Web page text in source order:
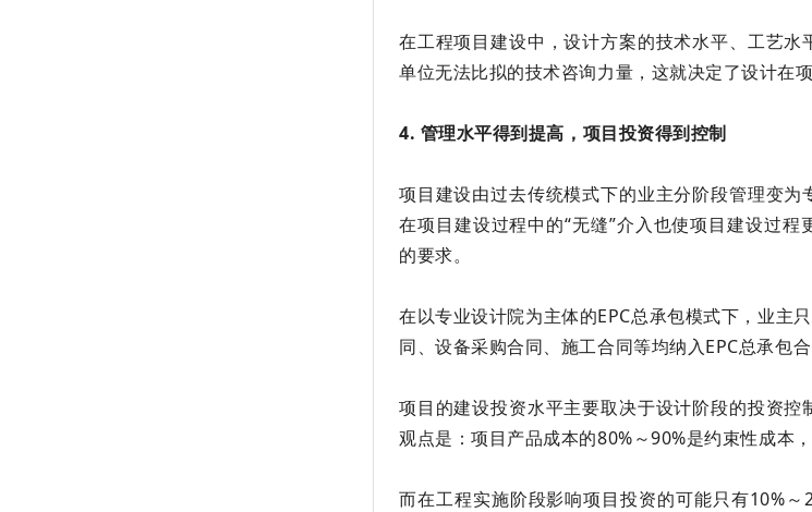
在工程项目建设中，设计方案的技术水平、工艺
单位无法比拟的技术咨询力量，这就决定了设计在
4. 管理水平得到提高，项目投资得到控制
项目建设由过去传统模式下的业主分阶段管理变
在项目建设过程中的“无缝”介入也使项目建设过
的要求。
在以专业设计院为主体的EPC总承包模式下，业主
同、设备采购合同、施工合同等均纳入EPC总承包
项目的建设投资水平主要取决于设计阶段的投资
观点是：项目产品成本的80%～90%是约束性成本
而在工程实施阶段影响项目投资的可能只有10%